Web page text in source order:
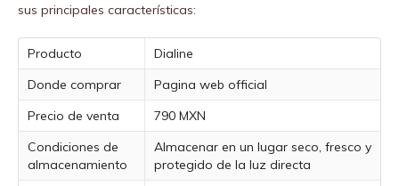
sus principales características:
Producto
Dialine
Donde comprar
Pagina web official
Precio de venta
790 MXN
Condiciones de
almacenamiento
Almacenar en un lugar seco, fresco y
protegido de la luz directa